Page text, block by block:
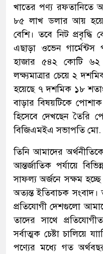
খাতের পণ্য রফতানিতে
৮৫ লাখ ডলার আয়
বেশি। তবে নিট
এছাড়া ওভেন
হাজার ৫৪২ কোটি
লক্ষ্যমাত্রার চেয়ে ২
হয়েছে ৭ দশমিক ১৮
বাড়ার বিষয়টিকে
হিসেবে দেখছেন তৈরি
বিজিএমইএ সভাপতি মো.
তিনি আমাদের
আন্তর্জাতিক পর্যায়ে
সাফল্য অর্জনে সক্ষম
অত্যন্ত ইতিবাচক
প্রতিযোগী দেশগুলো
তাদের সাথে
সর্বাত্মক চেষ্টা চালিয়ে
পণ্যের মধ্যে গত